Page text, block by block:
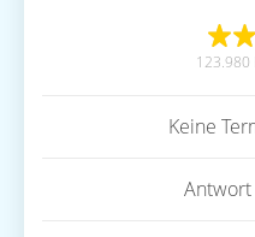
123.980
Keine